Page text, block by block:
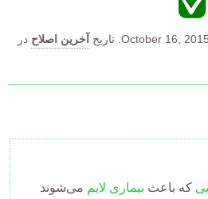
October 16, 2015. تاریخ آخرین اصلاح در
که باعث بیماری لایم می‌شوند